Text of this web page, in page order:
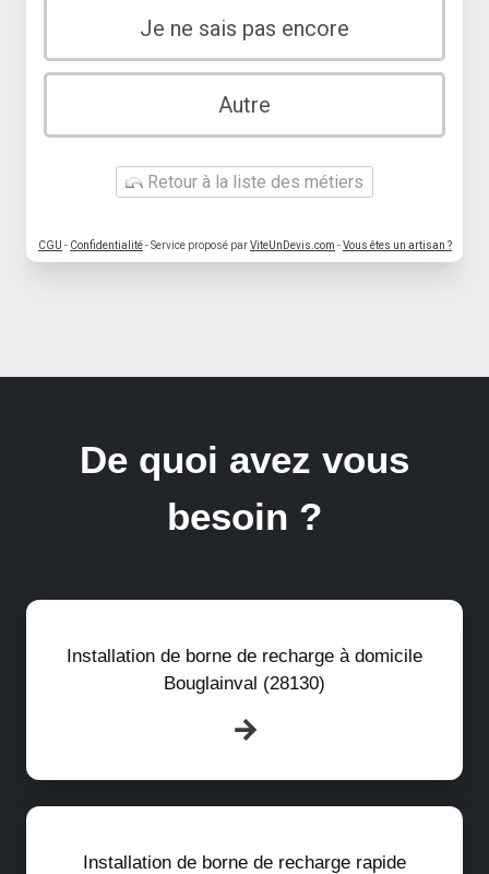
Je ne sais pas encore
Autre
Retour à la liste des métiers
CGU - Confidentialité- Service proposé parViteUnDevis.com -Vous êtes un artisan ?
De quoi avez vous
besoin ?
Installation de borne de recharge à domicile
Bouglainval (28130)
Installation de borne de recharge rapide